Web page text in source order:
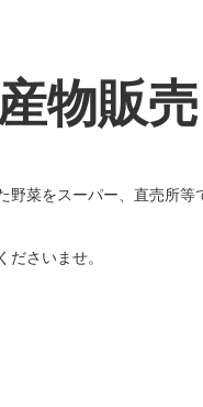
物販売
菜をスーパー、直売所等
さいませ。